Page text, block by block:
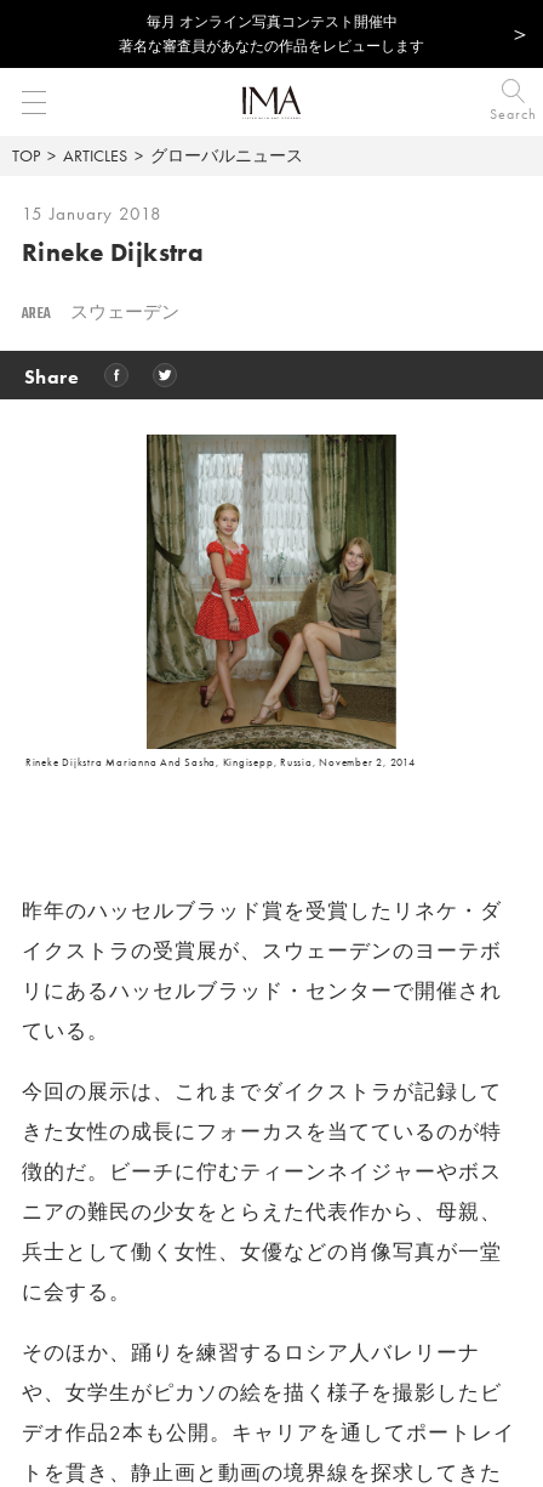
毎⽉ オンライン写真コンテスト開催中
著名な審査員があなたの作品をレビューします
Search
TOP ARTICLES グローバルニュース
15 January 2018
Rineke Dijkstra
AREA スウェーデン
Share
Rineke Dijkstra Marianna And Sasha, Kingisepp, Russia, November 2, 2014
昨年のハッセルブラッド賞を受賞したリネケ・ダ
イクストラの受賞展が、スウェーデンのヨーテボ
リにあるハッセルブラッド・センターで開催され
ている。
今回の展示は、これまでダイクストラが記録して
きた女性の成長にフォーカスを当てているのが特
徴的だ。ビーチに佇むティーンネイジャーやボス
ニアの難民の少女をとらえた代表作から、母親、
兵士として働く女性、女優などの肖像写真が一堂
に会する。
そのほか、踊りを練習するロシア人バレリーナ
や、女学生がピカソの絵を描く様子を撮影したビ
デオ作品2本も公開。キャリアを通してポートレイ
トを貫き、静止画と動画の境界線を探求してきた